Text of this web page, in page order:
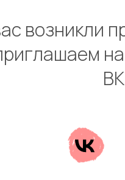
возникли